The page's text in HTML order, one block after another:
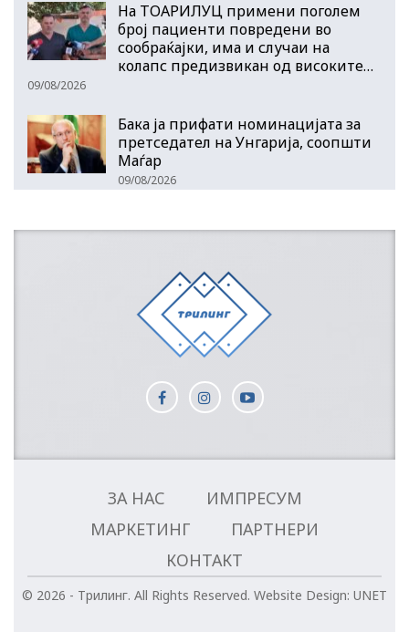
На ТОАРИЛУЦ примени поголем
број пациенти повредени во
сообраќајки, има и случаи на
колапс предизвикан од високите…
09/08/2026
Бака ја прифати номинацијата за
претседател на Унгарија, соопшти
Маѓар
09/08/2026
ЗА НАС
ИМПРЕСУМ
МАРКЕТИНГ
ПАРТНЕРИ
КОНТАКТ
© 2026 - Трилинг. All Rights Reserved. Website Design: UNET